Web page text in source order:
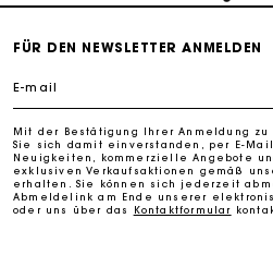
PayPal - Bezahlung
Kostenlose Umtausch
Die Maje-Geschenkkarte: Die
perfekte
FÜR DEN NEWSLETTER ANMELDEN
E-mail
Mit der Bestätigung Ihrer Anmeldung
Sie sich damit einverstanden, per E-
Neuigkeiten, kommerzielle Angebote
exklusiven Verkaufsaktionen gemäß
erhalten. Sie können sich jederzeit
Abmeldelink am Ende unserer
oder uns über das
Kontaktformular